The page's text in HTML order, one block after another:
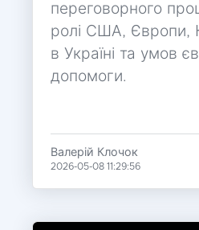
переговорного
ролі США, Європи,
в Україні та умов
допомоги.
Валерій Клочок
2026-05-08 11:29:56